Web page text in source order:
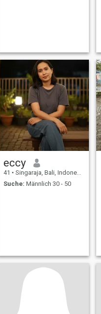
eccy
41 • Singaraja, Bali, Indonesien
Suche: Männlich 30 - 50